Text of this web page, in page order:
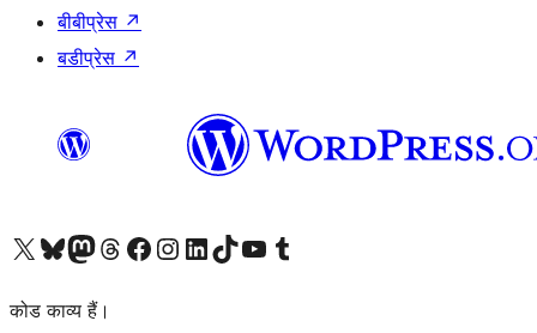
बीबीप्रेस ↗
बडीप्रेस ↗
Visit our X (formerly Twitter) account
हमारे बलुस्की खाते पर जाएँVisit our Mastodon account
हमारे थ्रेड्स अकाउंट पर जाएंहमारे फेसबुक पेज पर जाएँहमारे इंस्टाग्राम अकाउंट पर जाएंहमारे लिंक्डइन खाते पर जाएँहमारे टिकटॉक खाते पर जाएँहमारे यूट्यूब चैनल पर जाएंहमारे Tumblr खाते पर जाएँ
कोड काव्य हैं।